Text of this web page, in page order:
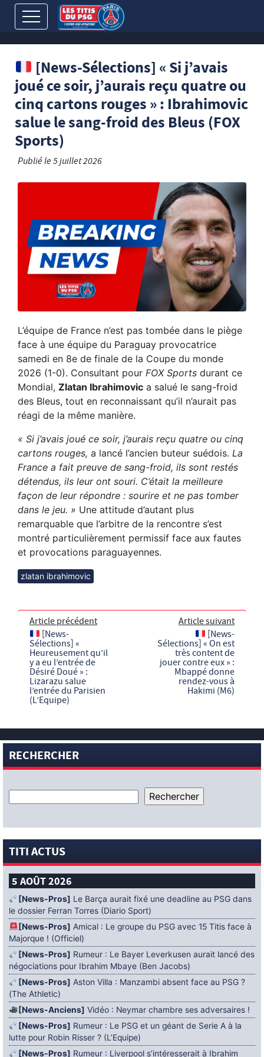
[News-Sélections] « Si j’avais
joué ce soir, j’aurais reçu quatre ou
cinq cartons rouges » : Ibrahimovic
salue le sang-froid des Bleus (FOX
Sports)
Publié le5 juillet 2026
L’équipe de France n’est pas tombée dans le piège
face à une équipe du Paraguay provocatrice
samedi en 8e de finale de la Coupe du monde
2026 (1-0). Consultant pour FOX Sports durant ce
Mondial, Zlatan Ibrahimovic a salué le sang-froid
des Bleus, tout en reconnaissant qu’il n’aurait pas
réagi de la même manière.
« Si j’avais joué ce soir, j’aurais reçu quatre ou cinq
cartons rouges, a lancé l’ancien buteur suédois. La
France a fait preuve de sang-froid, ils sont restés
détendus, ils leur ont souri. C’était la meilleure
façon de leur répondre : sourire et ne pas tomber
dans le jeu. » Une attitude d’autant plus
remarquable que l’arbitre de la rencontre s’est
montré particulièrement permissif face aux fautes
et provocations paraguayennes.
zlatan ibrahimovic
Article précédent
[News-
Sélections] «
Heureusement qu’il
y a eu l’entrée de
Désiré Doué » :
Lizarazu salue
l’entrée du Parisien
(L’Equipe)
Article suivant
[News-
Sélections] « On est
très content de
jouer contre eux » :
Mbappé donne
rendez-vous à
Hakimi (M6)
RECHERCHER
TITI ACTUS
5 AOÛT 2026
[News-Pros] Le Barça aurait fixé une deadline au PSG dans
le dossier Ferran Torres (Diario Sport)
[News-Pros] Amical : Le groupe du PSG avec 15 Titis face à
Majorque ! (Officiel)
[News-Pros] Rumeur : Le Bayer Leverkusen aurait lancé des
négociations pour Ibrahim Mbaye (Ben Jacobs)
[News-Pros] Aston Villa : Manzambi absent face au PSG ?
(The Athletic)
[News-Anciens] Vidéo : Neymar chambre ses adversaires !
[News-Pros] Rumeur : Le PSG et un géant de Serie A à la
lutte pour Robin Risser ? (L’Equipe)
[News-Pros] Rumeur : Liverpool s’intéresserait à Ibrahim